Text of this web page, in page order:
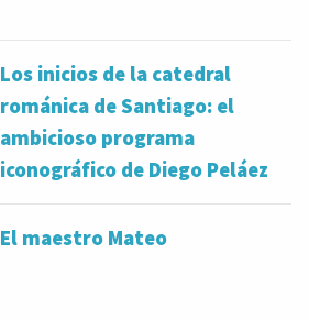
Los inicios de la catedral
románica de Santiago: el
ambicioso programa
iconográfico de Diego Peláez
El maestro Mateo